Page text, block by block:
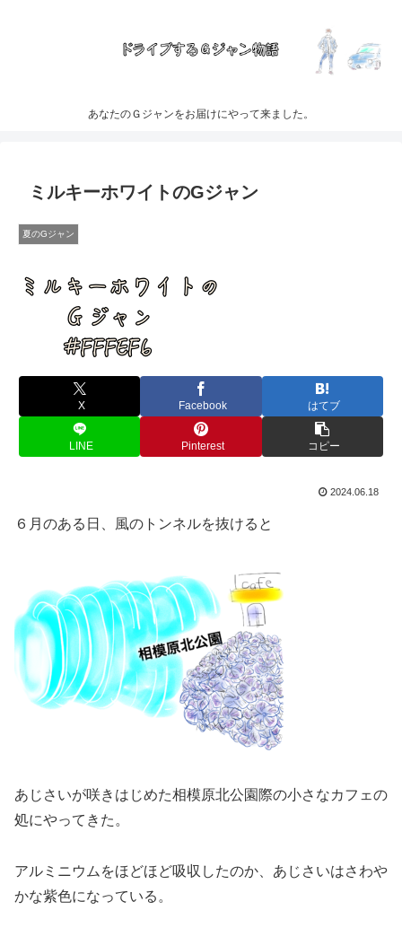
あなたのＧジャンをお届けにやって来ました。
ミルキーホワイトのGジャン
夏のGジャン
X Facebook はてブ
LINE Pinterest コピー
2024.06.18
６月のある日、風のトンネルを抜けると
あじさいが咲きはじめた相模原北公園際の小さなカフェの
処にやってきた。
アルミニウムをほどほど吸収したのか、あじさいはさわや
かな紫色になっている。